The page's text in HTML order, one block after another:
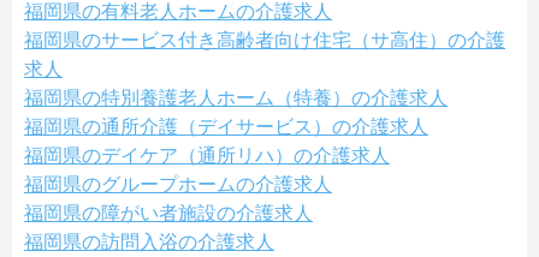
福岡県の有料老人ホームの介護求人
福岡県のサービス付き高齢者向け住宅（サ高住）の介護
求人
福岡県の特別養護老人ホーム（特養）の介護求人
福岡県の通所介護（デイサービス）の介護求人
福岡県のデイケア（通所リハ）の介護求人
福岡県のグループホームの介護求人
福岡県の障がい者施設の介護求人
福岡県の訪問入浴の介護求人